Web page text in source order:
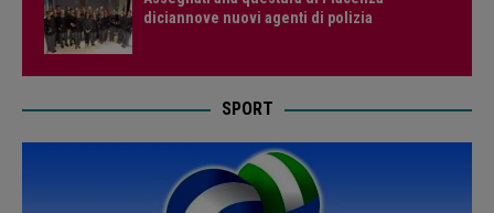
diciannove nuovi agenti di polizia
SPORT